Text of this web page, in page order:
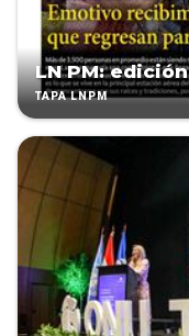
LN PM:
TAPA LNPM